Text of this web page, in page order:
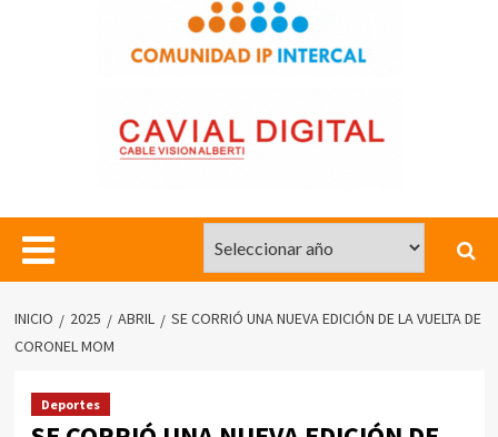
INICIO 2025 ABRIL
SE CORRIÓ UNA NUEVA EDICIÓN DE LA VUELTA DE
CORONEL MOM
Deportes